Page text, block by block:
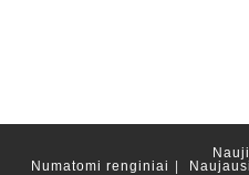
Numatomi renginiai